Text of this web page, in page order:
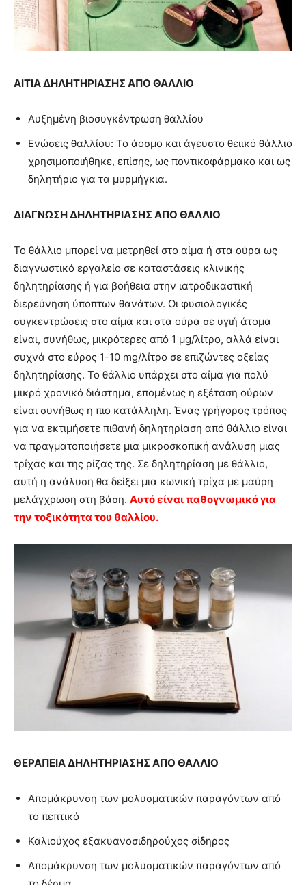
ΑΙΤΙΑ ΔΗΛΗΤΗΡΙΑΣΗΣ ΑΠΟ ΘΑΛΛΙΟ
Αυξημένη βιοσυγκέντρωση θαλλίου
Ενώσεις θαλλίου: Το άοσμο και άγευστο θειικό θάλλιο
χρησιμοποιήθηκε, επίσης, ως ποντικοφάρμακο και ως
δηλητήριο για τα μυρμήγκια.
ΔΙΑΓΝΩΣΗ ΔΗΛΗΤΗΡΙΑΣΗΣ ΑΠΟ ΘΑΛΛΙΟ
Το θάλλιο μπορεί να μετρηθεί στο αίμα ή στα ούρα ως
διαγνωστικό εργαλείο σε καταστάσεις κλινικής
δηλητηρίασης ή για βοήθεια στην ιατροδικαστική
διερεύνηση ύποπτων θανάτων. Οι φυσιολογικές
συγκεντρώσεις στο αίμα και στα ούρα σε υγιή άτομα
είναι, συνήθως, μικρότερες από 1 μg/λίτρο, αλλά είναι
συχνά στο εύρος 1-10 mg/λίτρο σε επιζώντες οξείας
δηλητηρίασης. Το θάλλιο υπάρχει στο αίμα για πολύ
μικρό χρονικό διάστημα, επομένως η εξέταση ούρων
είναι συνήθως η πιο κατάλληλη. Ένας γρήγορος τρόπος
για να εκτιμήσετε πιθανή δηλητηρίαση από θάλλιο είναι
να πραγματοποιήσετε μια μικροσκοπική ανάλυση μιας
τρίχας και της ρίζας της. Σε δηλητηρίαση με θάλλιο,
αυτή η ανάλυση θα δείξει μια κωνική τρίχα με μαύρη
μελάγχρωση στη βάση. Αυτό είναι παθογνωμικό για
την τοξικότητα του θαλλίου.
ΘΕΡΑΠΕΙΑ ΔΗΛΗΤΗΡΙΑΣΗΣ ΑΠΟ ΘΑΛΛΙΟ
Απομάκρυνση των μολυσματικών παραγόντων από
το πεπτικό
Καλιούχος εξακυανοσιδηρούχος σίδηρος
Απομάκρυνση των μολυσματικών παραγόντων από